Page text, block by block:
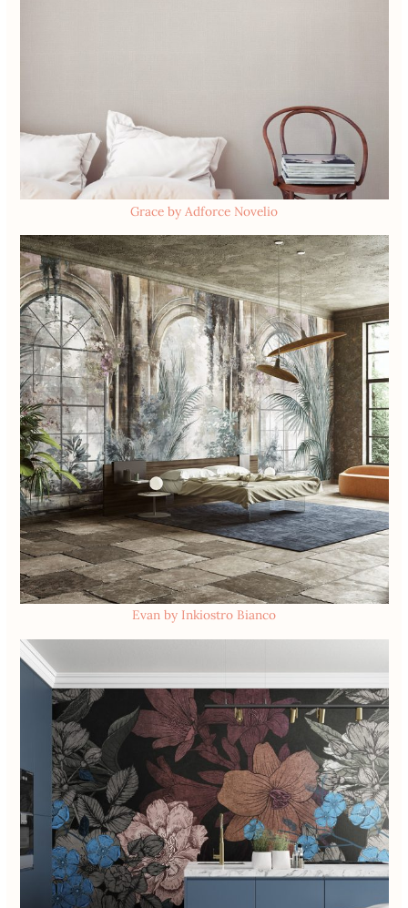
Grace by Adforce Novelio
Evan by Inkiostro Bianco